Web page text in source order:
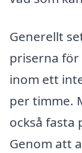
Generellt
priserna för
inom ett
per timme.
också fasta
Genom att